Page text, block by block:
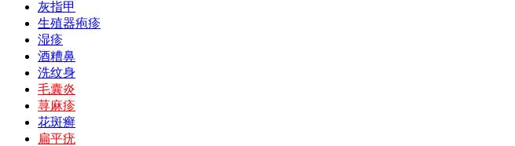
灰指甲
生殖器疱疹
湿疹
酒糟鼻
洗纹身
毛囊炎
荨麻疹
花斑癣
扁平疣